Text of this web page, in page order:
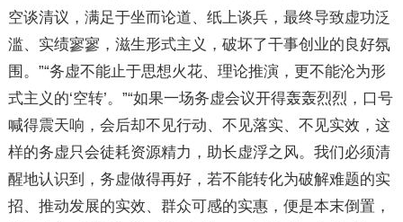
空谈清议，满足于坐而论道、纸上谈兵，最终导致虚功泛
滥、实绩寥寥，滋生形式主义，破坏了干事创业的良好氛
围。”“务虚不能止于思想火花、理论推演，更不能沦为形
式主义的‘空转’。”“如果一场务虚会议开得轰轰烈烈，口号
喊得震天响，会后却不见行动、不见落实、不见实效，这
样的务虚只会徒耗资源精力，助长虚浮之风。我们必须清
醒地认识到，务虚做得再好，若不能转化为破解难题的实
招、推动发展的实效、群众可感的实惠，便是本末倒置，